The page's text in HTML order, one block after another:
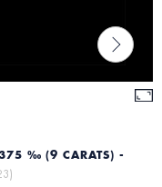
‰ (9 CARATS) -